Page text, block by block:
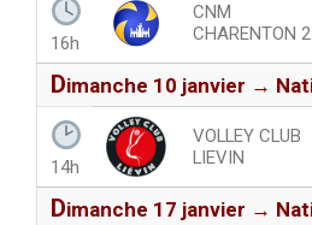
16h
CNM
CHARENTON 2
dimanche 10 janvier →
14h
VOLLEY CLUB
LIEVIN
dimanche 17 janvier →